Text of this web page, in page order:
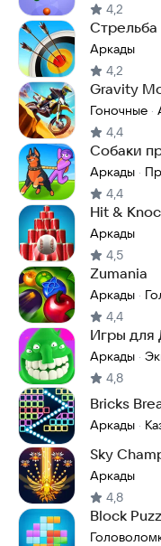
4,2
Стрельба
Аркады
4,2
Gravity
Гоночные ·
4,4
Собаки
Аркады ·
4,4
Hit &
Аркады
4,5
Zumania
Аркады ·
4,4
Игры для
детей
Аркады ·
4,8
Bricks
Аркады ·
Sky
Аркады
4,8
Block